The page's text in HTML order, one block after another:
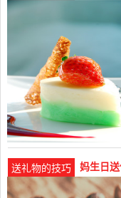
送礼物的技巧 妈生日送